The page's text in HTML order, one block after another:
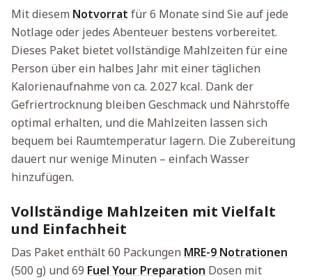
Mit diesem Notvorrat für 6 Monate sind Sie auf jede
Notlage oder jedes Abenteuer bestens vorbereitet.
Dieses Paket bietet vollständige Mahlzeiten für eine
Person über ein halbes Jahr mit einer täglichen
Kalorienaufnahme von ca. 2.027 kcal. Dank der
Gefriertrocknung bleiben Geschmack und Nährstoffe
optimal erhalten, und die Mahlzeiten lassen sich
bequem bei Raumtemperatur lagern. Die Zubereitung
dauert nur wenige Minuten – einfach Wasser
hinzufügen.
Vollständige Mahlzeiten mit Vielfalt
und Einfachheit
Das Paket enthält 60 Packungen MRE-9 Notrationen
(500 g) und 69 Fuel Your Preparation Dosen mit